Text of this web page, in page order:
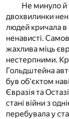
Не минуло й
двохвилинки
людей кричала в
ненависті.
жахлива міць
нестерпними.
Гольдштейна
був об'єктом
Євразія та
стані війни з
перебувала у